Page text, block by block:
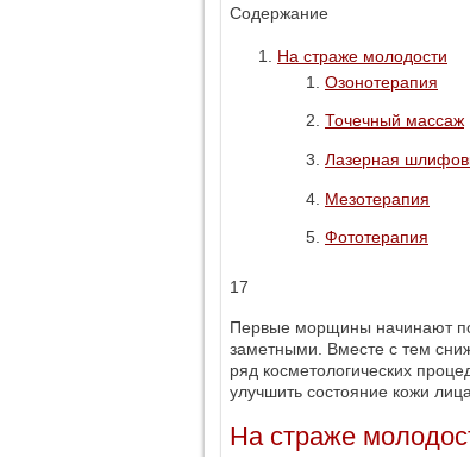
Содержание
На страже молодости
Озонотерапия
Точечный массаж
Лазерная
Мезотерапия
Фототерапия
17
Первые морщины начинают
заметными. Вместе с тем
ряд косметологических
улучшить состояние кожи
На страже